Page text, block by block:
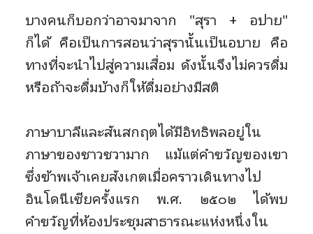
บางคนก็บอกว่าอาจมาจาก "สุรา + อปาย"
ก็ได้ คือเป็นการสอนว่าสุรานั้นเป็นอบาย คือ
ทางที่จะนำไปสู่ความเสื่อม ดังนั้นจึงไม่ควรดื่ม
หรือถ้าจะดื่มบ้างก็ให้ดื่มอย่างมีสติ
ภาษาบาลีและสันสกฤตได้มีอิทธิพลอยู่ใน
ภาษาของชาวชวามาก แม้แต่คำขวัญของเขา
ซึ่งข้าพเจ้าเคยสังเกตเมื่อคราวเดินทางไป
อินโดนีเซียครั้งแรก พ.ศ. ๒๕๐๒ ได้พบ
คำขวัญที่ห้องประชุมสาธารณะแห่งหนึ่งใน